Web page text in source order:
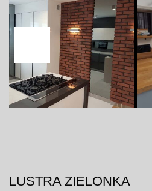
LUSTRA ZIELONKA